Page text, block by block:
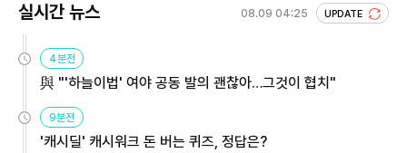
실시간 뉴스 08.09 04:25 UPDATE
4분전
與 "'하늘이법' 여야 공동 발의 괜찮아…그것이 협치"
9분전
'캐시딜' 캐시워크 돈 버는 퀴즈, 정답은?